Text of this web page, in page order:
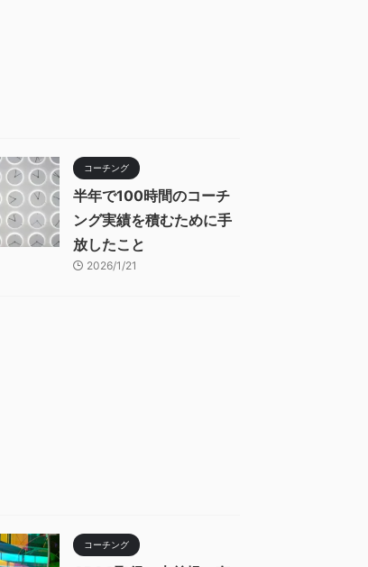
コーチング
半年で100時間のコーチ
ング実績を積むために手
放したこと
2026/1/21
コーチング